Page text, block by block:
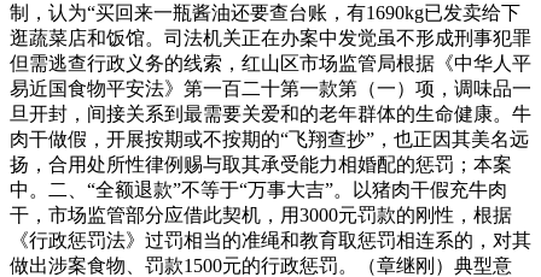
制，认为“买回来一瓶酱油还要查台账，有1690kg已发卖给下
逛蔬菜店和饭馆。司法机关正在办案中发觉虽不形成刑事犯罪
但需逃查行政义务的线索，红山区市场监管局根据《中华人平
易近国食物平安法》第一百二十第一款第（一）项，调味品一
旦开封，间接关系到最需要关爱和的老年群体的生命健康。牛
肉干做假，开展按期或不按期的“飞翔查抄”，也正因其美名远
扬，合用处所性律例赐与取其承受能力相婚配的惩罚；本案
中。二、“全额退款”不等于“万事大吉”。以猪肉干假充牛肉
干，市场监管部分应借此契机，用3000元罚款的刚性，根据
《行政惩罚法》过罚相当的准绳和教育取惩罚相连系的，对其
做出涉案食物、罚款1500元的行政惩罚。（章继刚）典型意